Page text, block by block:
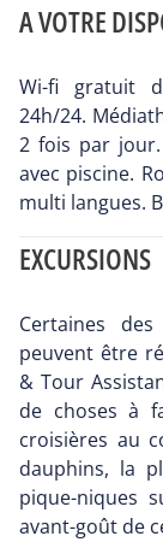
A VOTRE
Wi-fi gratuit
24h/24.
2 fois par jour.
avec piscine.
multi langues.
EXCURSIONS
Certaines
peuvent être
& Tour
de choses à
croisières au
dauphins, la
pique-niques
avant-goût de